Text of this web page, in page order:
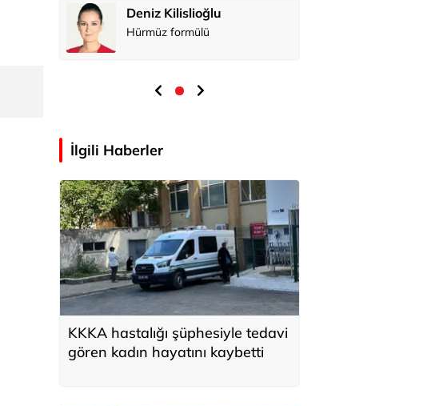
Deniz Kilislioğlu
Hürmüz formülü
İlgili Haberler
KKKA hastalığı şüphesiyle tedavi
gören kadın hayatını kaybetti